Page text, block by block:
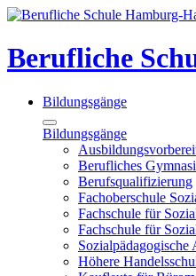
Berufliche
Bildungsgänge
Bildungsgänge
Berufliches
Berufsqualifizierung
Fachoberschule
Fachschule für
Fachschule für
Sozialpädagogische
Höhere